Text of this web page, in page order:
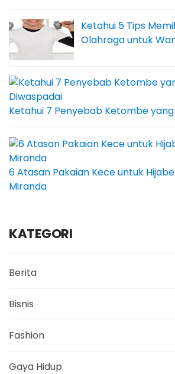
Ketahui 5 Tips
Olahraga untuk
Ketahui 7 Penyebab Ketombe
6 Atasan Pakaian Kece untuk
Miranda
KATEGORI
Berita
Bisnis
Fashion
Gaya Hidup